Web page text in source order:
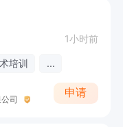
1小时前
培训 ...
司
申请